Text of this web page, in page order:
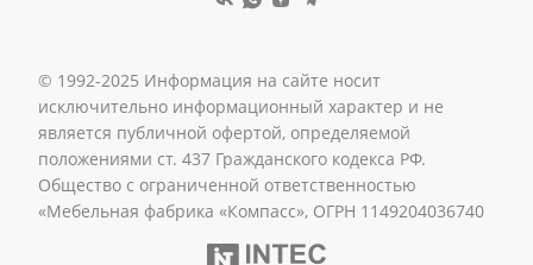
© 1992-2025 Информация на сайте носит
исключительно информационный характер и не
является публичной офертой, определяемой
положениями ст. 437 Гражданского кодекса РФ.
Общество с ограниченной ответственностью
«Мебельная фабрика «Компасс», ОГРН 1149204036740